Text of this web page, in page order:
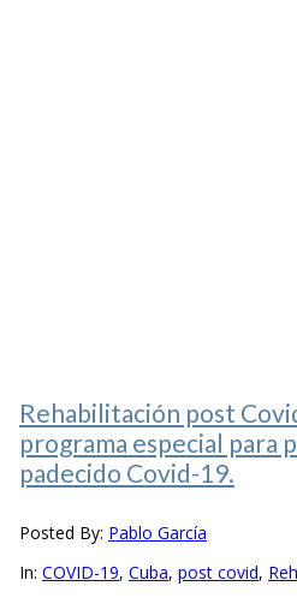
Rehabilitación post
programa especial para
padecido Covid-19.
Posted By: Pablo García
In: COVID-19, Cuba, post covid,